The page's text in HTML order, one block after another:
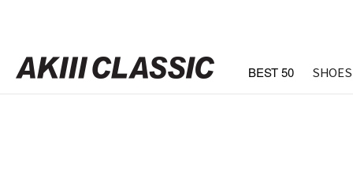
BEST 50 SHOES